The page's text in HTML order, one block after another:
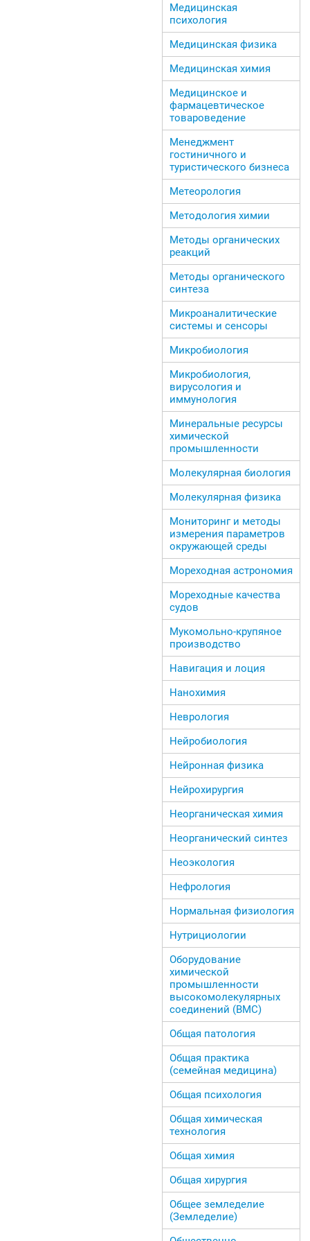
Медицинская
психология
Медицинская физика
Медицинская химия
Медицинское и
фармацевтическое
товароведение
Менеджмент
гостиничного и
туристического бизнеса
Метеорология
Методология химии
Методы органических
реакций
Методы органического
синтеза
Микроаналитические
системы и сенсоры
Микробиология
Микробиология,
вирусология и
иммунология
Минеральные ресурсы
химической
промышленности
Молекулярная биология
Молекулярная физика
Мониторинг и методы
измерения параметров
окружающей среды
Мореходная астрономия
Мореходные качества
судов
Мукомольно-крупяное
производство
Навигация и лоция
Нанохимия
Неврология
Нейробиология
Нейронная физика
Нейрохирургия
Неорганическая химия
Неорганический синтез
Неоэкология
Нефрология
Нормальная физиология
Нутрициологии
Оборудование
химической
промышленности
высокомолекулярных
соединений (ВМС)
Общая патология
Общая практика
(семейная медицина)
Общая психология
Общая химическая
технология
Общая химия
Общая хирургия
Общее земледелие
(Земледелие)